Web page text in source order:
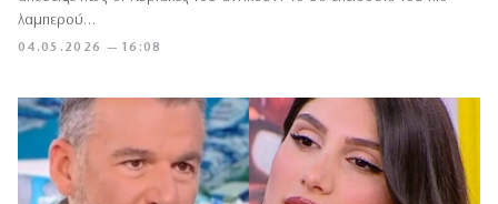
04.05.2026 — 16:08
λαμπερού…